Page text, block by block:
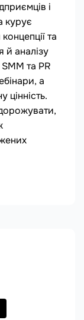
і
курує
та
й аналізу
та PR
а
цінність.